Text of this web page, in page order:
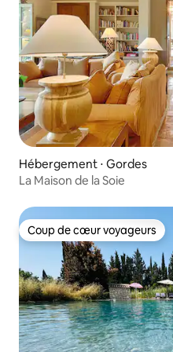
Hébergement ⋅ Gordes
La Maison de la Soie
Coup de cœur voyageurs
Coup de cœur voyageurs